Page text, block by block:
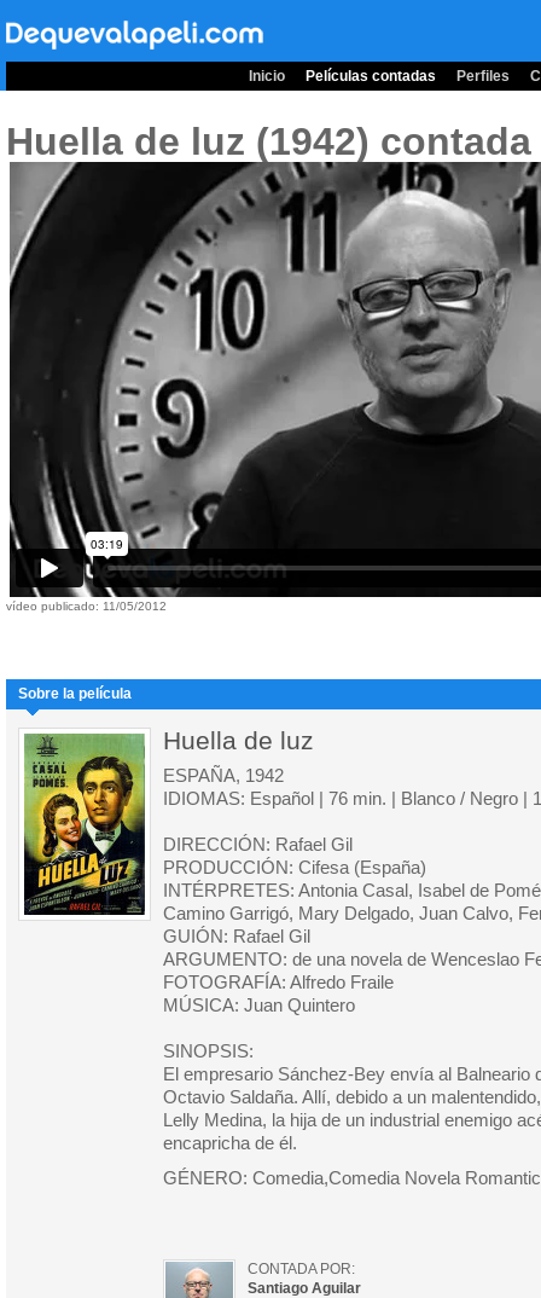
Inicio Películas contadas Perfiles
Huella de luz (1942)
vídeo publicado: 11/05/2012
Sobre la película
Huella de luz
ESPAÑA, 1942
IDIOMAS: Español | 76 min. | Blanco / Negro |
DIRECCIÓN: Rafael Gil
PRODUCCIÓN: Cifesa (España)
INTÉRPRETES: Antonia Casal, Isabel de
Camino Garrigó, Mary Delgado, Juan Calvo,
GUIÓN: Rafael Gil
ARGUMENTO: de una novela de Wenceslao
FOTOGRAFÍA: Alfredo Fraile
MÚSICA: Juan Quintero
SINOPSIS:
El empresario Sánchez-Bey envía al Balneario
Octavio Saldaña. Allí, debido a un
Lelly Medina, la hija de un industrial enemigo
encapricha de él.
GÉNERO: Comedia,Comedia Novela
CONTADA POR:
Santiago Aguilar